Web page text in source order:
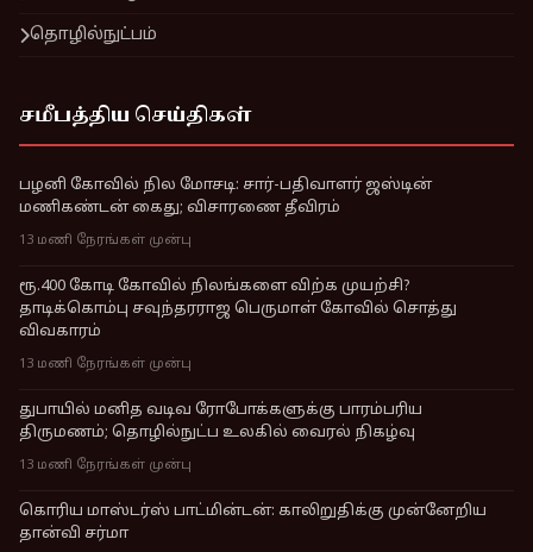
தொழில்நுட்பம்
சமீபத்திய செய்திகள்
பழனி கோவில் நில மோசடி: சார்-பதிவாளர் ஜஸ்டின்
மணிகண்டன் கைது; விசாரணை தீவிரம்
13 மணி நேரங்கள் முன்பு
ரூ.400 கோடி கோவில் நிலங்களை விற்க முயற்சி?
தாடிக்கொம்பு சவுந்தரராஜ பெருமாள் கோவில் சொத்து
விவகாரம்
13 மணி நேரங்கள் முன்பு
துபாயில் மனித வடிவ ரோபோக்களுக்கு பாரம்பரிய
திருமணம்; தொழில்நுட்ப உலகில் வைரல் நிகழ்வு
13 மணி நேரங்கள் முன்பு
கொரிய மாஸ்டர்ஸ் பாட்மின்டன்: காலிறுதிக்கு முன்னேறிய
தான்வி சர்மா